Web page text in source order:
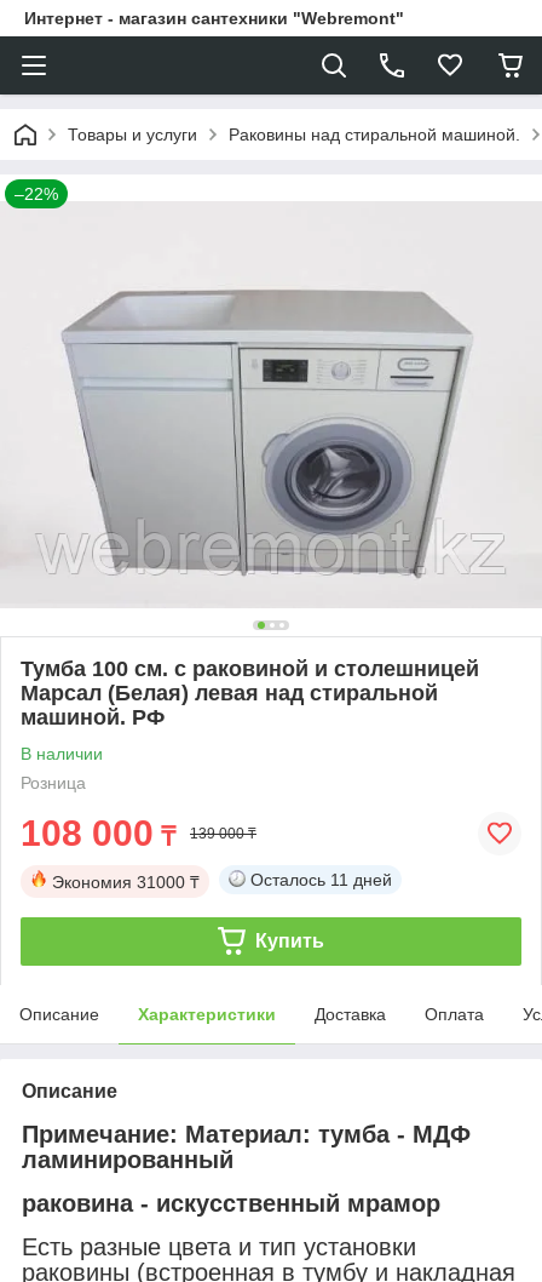
Интернет - магазин сантехники "Webremont"
Товары и услуги Раковины над стиральной машиной.
–22%
Тумба 100 см. с раковиной и столешницей
Марсал (Белая) левая над стиральной
машиной. РФ
В наличии
Розница
108 000 ₸ 139 000 ₸
Экономия 31000 ₸ Осталось 11 дней
Купить
Описание Характеристики Доставка Оплата
Описание
Примечание: Материал: тумба - МДФ
ламинированный
раковина - искусственный мрамор
Есть разные цвета и тип установки
раковины (встроенная в тумбу и накладная